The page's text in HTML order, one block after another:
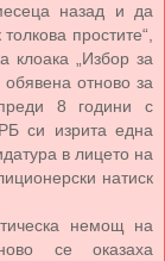
назад и да
простите“,
клоака „Избор за
отново за
8 години с
си изрита една
в лицето на
натиск
немощ на
се оказаха